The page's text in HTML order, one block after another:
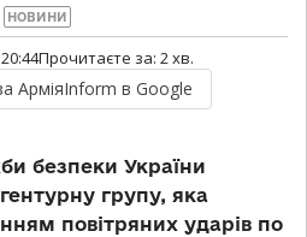
НОВИНИ
Прочитаєте за: 2хв.
АрміяInform в Google
безпеки України
групу, яка
повітряних ударів по